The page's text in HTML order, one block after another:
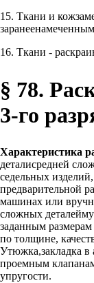
15. Ткани и
16. Ткани -
§ 78.
3-го
Характеристика
деталисредней
седельных
предварительной
машинах или
сложных
заданным
по толщине,
Утюжка,закладка в
проемным
упругости.